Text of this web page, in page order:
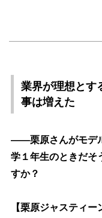
業界が理想とす
事は増えた
――栗原さんがモデ
学１年生のときだそ
すか？
【栗原ジャスティー